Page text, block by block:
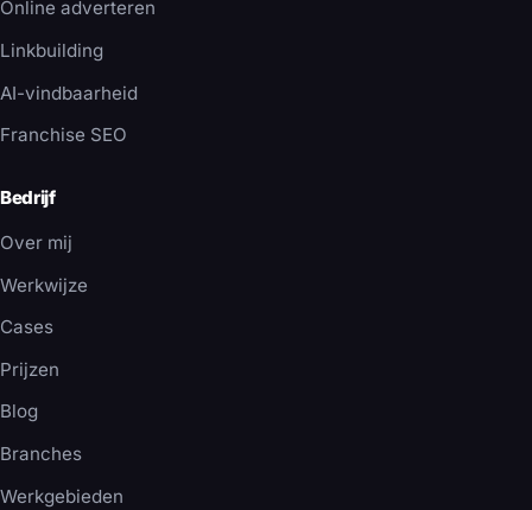
Online adverteren
Linkbuilding
AI-vindbaarheid
Franchise SEO
Bedrijf
Over mij
Werkwijze
Cases
Prijzen
Blog
Branches
Werkgebieden